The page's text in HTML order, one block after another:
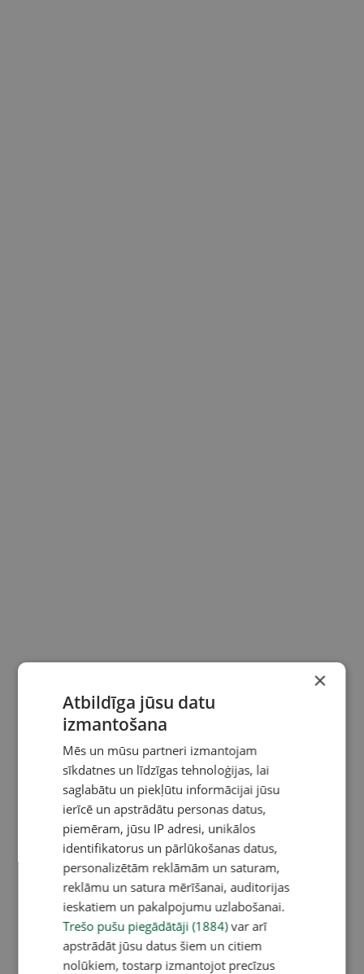
×
Atbildīga jūsu datu
izmantošana
Mēs un mūsu partneri izmantojam
sīkdatnes un līdzīgas tehnoloģijas, lai
saglabātu un piekļūtu informācijai jūsu
ierīcē un apstrādātu personas datus,
piemēram, jūsu IP adresi, unikālos
identifikatorus un pārlūkošanas datus,
personalizētām reklāmām un saturam,
reklāmu un satura mērīšanai, auditorijas
ieskatiem un pakalpojumu uzlabošanai.
Trešo pušu piegādātāji (1884)var arī
apstrādāt jūsu datus šiem un citiem
nolūkiem, tostarp izmantojot precīzus